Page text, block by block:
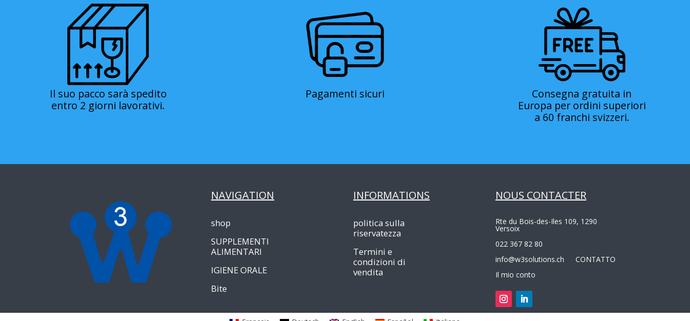
Il suo pacco sarà spedito
entro 2 giorni lavorativi.
Pagamenti sicuri
Consegna gratuita in
Europa per ordini superiori
a 60 franchi svizzeri.
NAVIGATION
shop
SUPPLEMENTI
ALIMENTARI
IGIENE ORALE
Bite
INFORMATIONS
politica sulla
riservatezza
Termini e
condizioni di
vendita
NOUS CONTACTER
Rte du Bois-des-Iles 109, 1290
Versoix
022 367 82 80
info@w3solutions.ch
CONTATTO
Il mio conto